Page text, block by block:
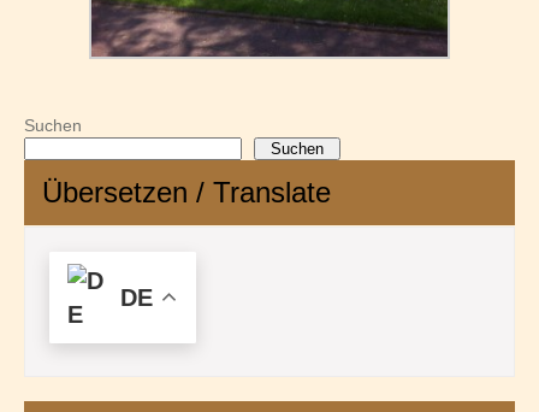
Suchen
Suchen
Übersetzen / Translate
DE